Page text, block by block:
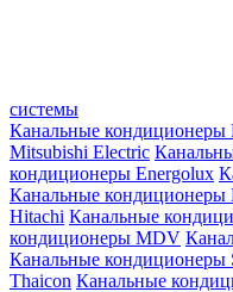
системы
Канальные кондиционеры
Mitsubishi Electric
кондиционеры Energolux
Канальные кондиционеры
Hitachi Канальные
кондиционеры MDV
Канальные кондиционеры
Thaicon Канальные